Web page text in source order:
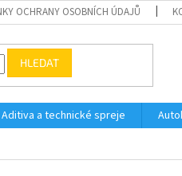
OCHRANY OSOBNÍCH ÚDAJŮ
HLEDAT
Aditiva a technické spreje